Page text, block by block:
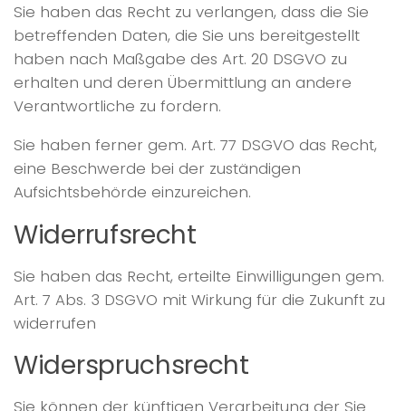
Sie haben das Recht zu verlangen, dass die Sie
betreffenden Daten, die Sie uns bereitgestellt
haben nach Maßgabe des Art. 20 DSGVO zu
erhalten und deren Übermittlung an andere
Verantwortliche zu fordern.
Sie haben ferner gem. Art. 77 DSGVO das Recht,
eine Beschwerde bei der zuständigen
Aufsichtsbehörde einzureichen.
Widerrufsrecht
Sie haben das Recht, erteilte Einwilligungen gem.
Art. 7 Abs. 3 DSGVO mit Wirkung für die Zukunft zu
widerrufen
Widerspruchsrecht